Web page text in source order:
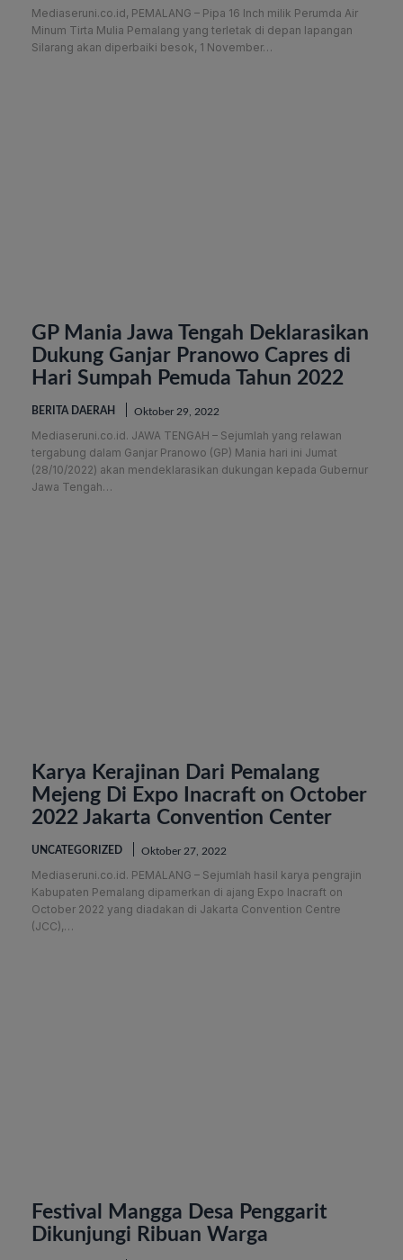
Mediaseruni.co.id, PEMALANG – Pipa 16 Inch milik Perumda Air
Minum Tirta Mulia Pemalang yang terletak di depan lapangan
Silarang akan diperbaiki besok, 1 November…
GP Mania Jawa Tengah Deklarasikan
Dukung Ganjar Pranowo Capres di
Hari Sumpah Pemuda Tahun 2022
BERITA DAERAH Oktober 29, 2022
Mediaseruni.co.id. JAWA TENGAH – Sejumlah yang relawan
tergabung dalam Ganjar Pranowo (GP) Mania hari ini Jumat
(28/10/2022) akan mendeklarasikan dukungan kepada Gubernur
Jawa Tengah…
Karya Kerajinan Dari Pemalang
Mejeng Di Expo Inacraft on October
2022 Jakarta Convention Center
UNCATEGORIZED Oktober 27, 2022
Mediaseruni.co.id. PEMALANG – Sejumlah hasil karya pengrajin
Kabupaten Pemalang dipamerkan di ajang Expo Inacraft on
October 2022 yang diadakan di Jakarta Convention Centre
(JCC),…
Festival Mangga Desa Penggarit
Dikunjungi Ribuan Warga